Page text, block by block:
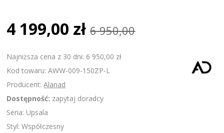
4 199,00 zł 6 950,00
Najniższa cena z 30 dni: 6 950,00 zł
Kod towaru: AWW-009-150ZP-L
Producent:Alanad
Dostępność: zapytaj doradcy
Seria: Upsala
Styl: Współczesny